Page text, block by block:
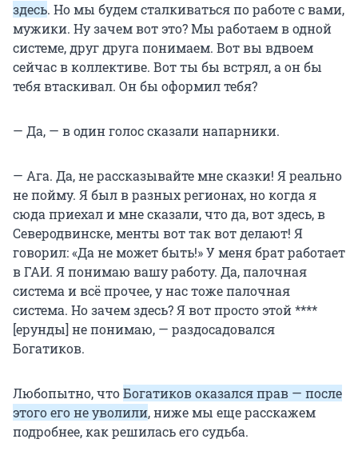
здесь. Но мы будем сталкиваться по работе с вами,
мужики. Ну зачем вот это? Мы работаем в одной
системе, друг друга понимаем. Вот вы вдвоем
сейчас в коллективе. Вот ты бы встрял, а он бы
тебя втаскивал. Он бы оформил тебя?
— Да, — в один голос сказали напарники.
— Ага. Да, не рассказывайте мне сказки! Я реально
не пойму. Я был в разных регионах, но когда я
сюда приехал и мне сказали, что да, вот здесь, в
Северодвинске, менты вот так вот делают! Я
говорил: «Да не может быть!» У меня брат работает
в ГАИ. Я понимаю вашу работу. Да, палочная
система и всё прочее, у нас тоже палочная
система. Но зачем здесь? Я вот просто этой ****
[ерунды] не понимаю, — раздосадовался
Богатиков.
Любопытно, чтоБогатиков оказался прав — после
этого его не уволили, ниже мы еще расскажем
подробнее, как решилась его судьба.